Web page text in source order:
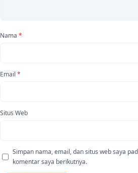
Nama *
Email *
Situs Web
Simpan nama, email, dan situs web saya
komentar saya berikutnya.